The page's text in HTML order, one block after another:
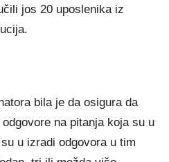
jos 20 uposlenika iz
bila je da osigura da
na pitanja koja su u
u izradi odgovora u tim